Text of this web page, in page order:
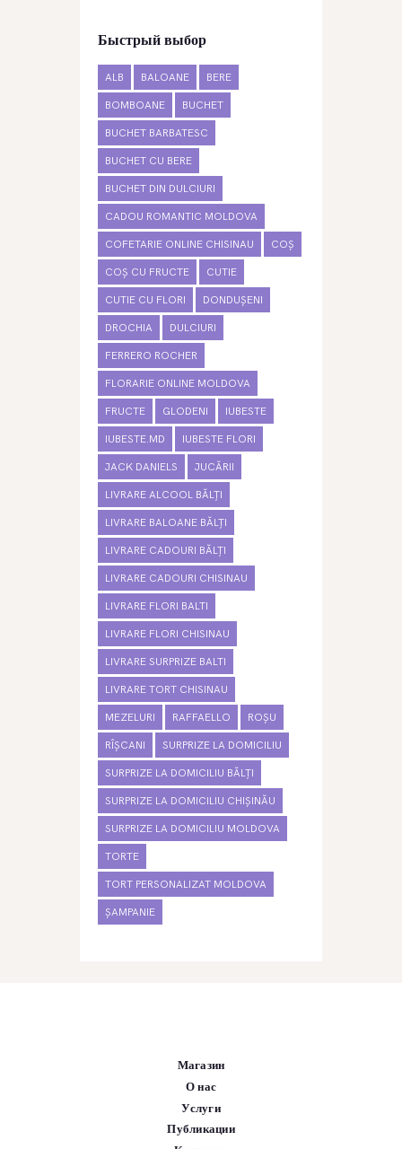
Быстрый выбор
ALB BALOANE BERE
BOMBOANE BUCHET
BUCHET BARBATESC
BUCHET CU BERE
BUCHET DIN DULCIURI
CADOU ROMANTIC MOLDOVA
COFETARIE ONLINE CHISINAU COȘ
COȘ CU FRUCTE CUTIE
CUTIE CU FLORI DONDUȘENI
DROCHIA DULCIURI
FERRERO ROCHER
FLORARIE ONLINE MOLDOVA
FRUCTE GLODENI IUBESTE
IUBESTE.MD IUBESTE FLORI
JACK DANIELS JUCĂRII
LIVRARE ALCOOL BĂLȚI
LIVRARE BALOANE BĂLȚI
LIVRARE CADOURI BĂLȚI
LIVRARE CADOURI CHISINAU
LIVRARE FLORI BALTI
LIVRARE FLORI CHISINAU
LIVRARE SURPRIZE BALTI
LIVRARE TORT CHISINAU
MEZELURI RAFFAELLO ROȘU
RÎȘCANI SURPRIZE LA DOMICILIU
SURPRIZE LA DOMICILIU BĂLȚI
SURPRIZE LA DOMICILIU CHIȘINĂU
SURPRIZE LA DOMICILIU MOLDOVA
TORTE
TORT PERSONALIZAT MOLDOVA
ȘAMPANIE
Магазин
О нас
Услуги
Публикации